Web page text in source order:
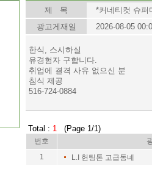
제 목
*커네티컷 슈퍼
광고게재일
2026-08-05
한식, 스시하실
유경험자 구합니다.
취업에 결격 사유 없으신 분
침식 제공
516-724-0884
Total : 1 (Page 1/1)
번호
1
L.I 헌팅톤 고급동네